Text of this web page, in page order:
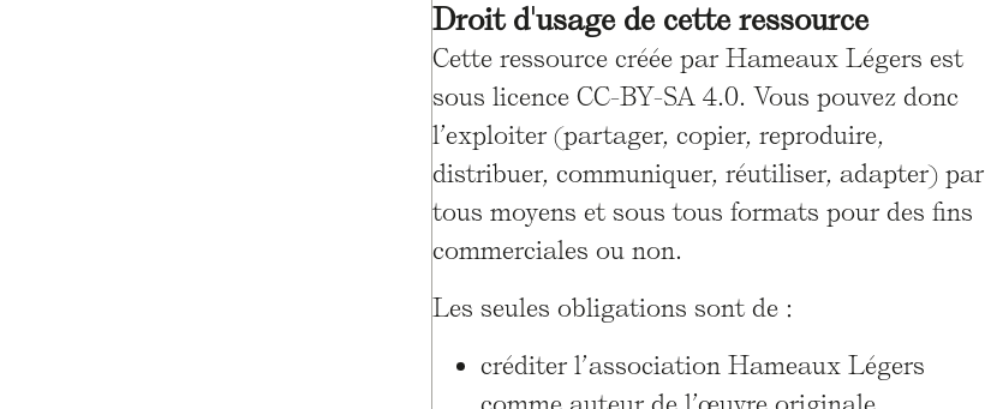
Droit d'usage de cette ressource
Cette ressource créée par Hameaux Légers est
sous licence CC-BY-SA 4.0. Vous pouvez donc
l’exploiter (partager, copier, reproduire,
distribuer, communiquer, réutiliser, adapter) par
tous moyens et sous tous formats pour des fins
commerciales ou non.
Les seules obligations sont de :
créditer l’association Hameaux Légers